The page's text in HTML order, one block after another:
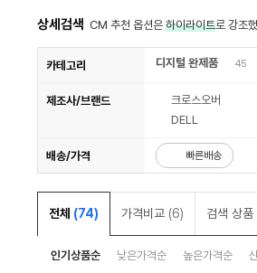
상세검색 CM 추천 옵션은 하이라이트로 강조
카테고리 디지털 완제품 45
제조사/브랜드 크로스오버
DELL
배송/가격 빠른배송
전체 (74) 가격비교 (6) 검색 상품
인기상품순 낮은가격순 높은가격순